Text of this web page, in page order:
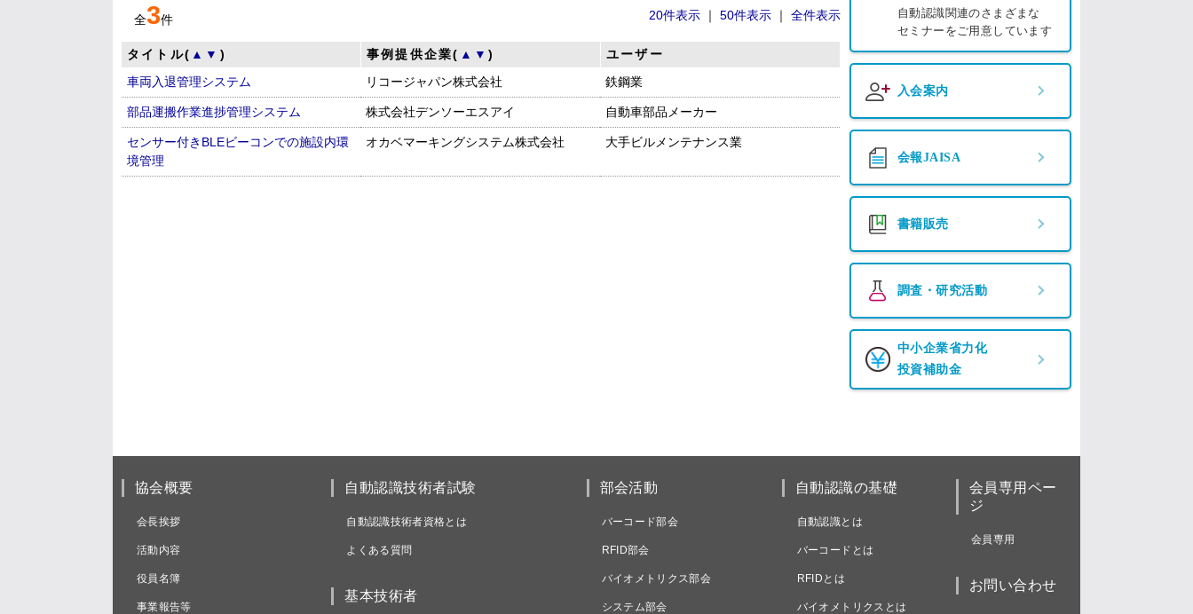
全3件 20件表示 ｜ 50件表示 ｜ 全件表示
タイトル( ▲ ▼ ) 事例提供企業( ▲ ▼)
ユーザー
車両入退管理システム
リコージャパン株式会社 鉄鋼業
部品運搬作業進捗管理システム 株式会社デンソーエスアイ 自動車部品メーカー
センサー付きBLEビーコンでの施設内環
境管理
オカベマーキングシステム株式会社 大手ビルメンテナンス業
自動認識関連のさまざまな
セミナーをご用意しています
入会案内
会報JAISA
書籍販売
調査・研究活動
中小企業省力化
投資補助金
協会概要
会長挨拶
活動内容
役員名簿
事業報告等
自動認識技術者試験
自動認識技術者資格とは
よくある質問
基本技術者
部会活動
バーコード部会
RFID部会
バイオメトリクス部会
システム部会
自動認識の基礎
自動認識とは
バーコードとは
RFIDとは
バイオメトリクスとは
会員専用ペー
ジ
会員専用
お問い合わせ